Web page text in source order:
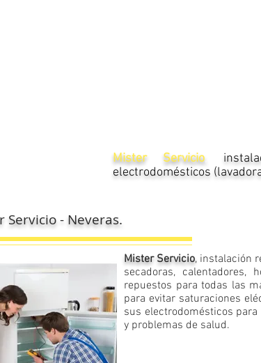
Servicio - Neveras.
Mister Servicio, instalación
secadoras, calentadores,
repuestos para todas las
para evitar saturaciones
sus electrodomésticos
y problemas de salud.
​Mister Servicio,
electrodomésticos